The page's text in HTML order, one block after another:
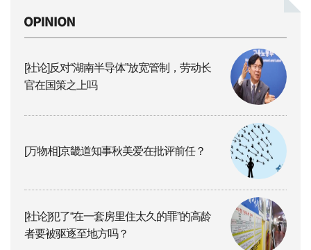
[社论]反对“湖南半导体”放宽管制，劳动长
官在国策之上吗
[万物相]京畿道知事秋美爱在批评前任？
[社论]犯了“在一套房里住太久的罪”的高龄
者要被驱逐至地方吗？